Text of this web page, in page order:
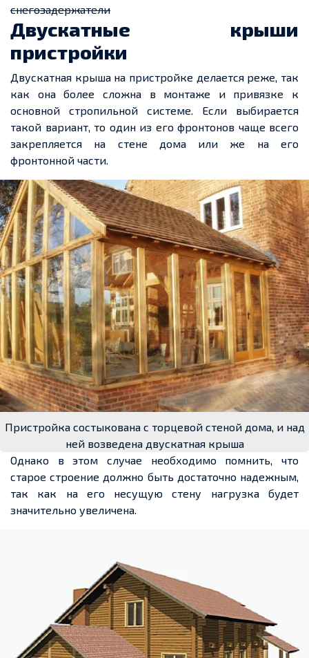
снегозадержатели
Двускатные крыши
пристройки
Двускатная крыша на пристройке делается реже, так
как она более сложна в монтаже и привязке к
основной стропильной системе. Если выбирается
такой вариант, то один из его фронтонов чаще всего
закрепляется на стене дома или же на его
фронтонной части.
Пристройка состыкована с торцевой стеной дома, и над
ней возведена двускатная крыша
Однако в этом случае необходимо помнить, что
старое строение должно быть достаточно надежным
так как на его несущую стену нагрузка будет
значительно увеличена.